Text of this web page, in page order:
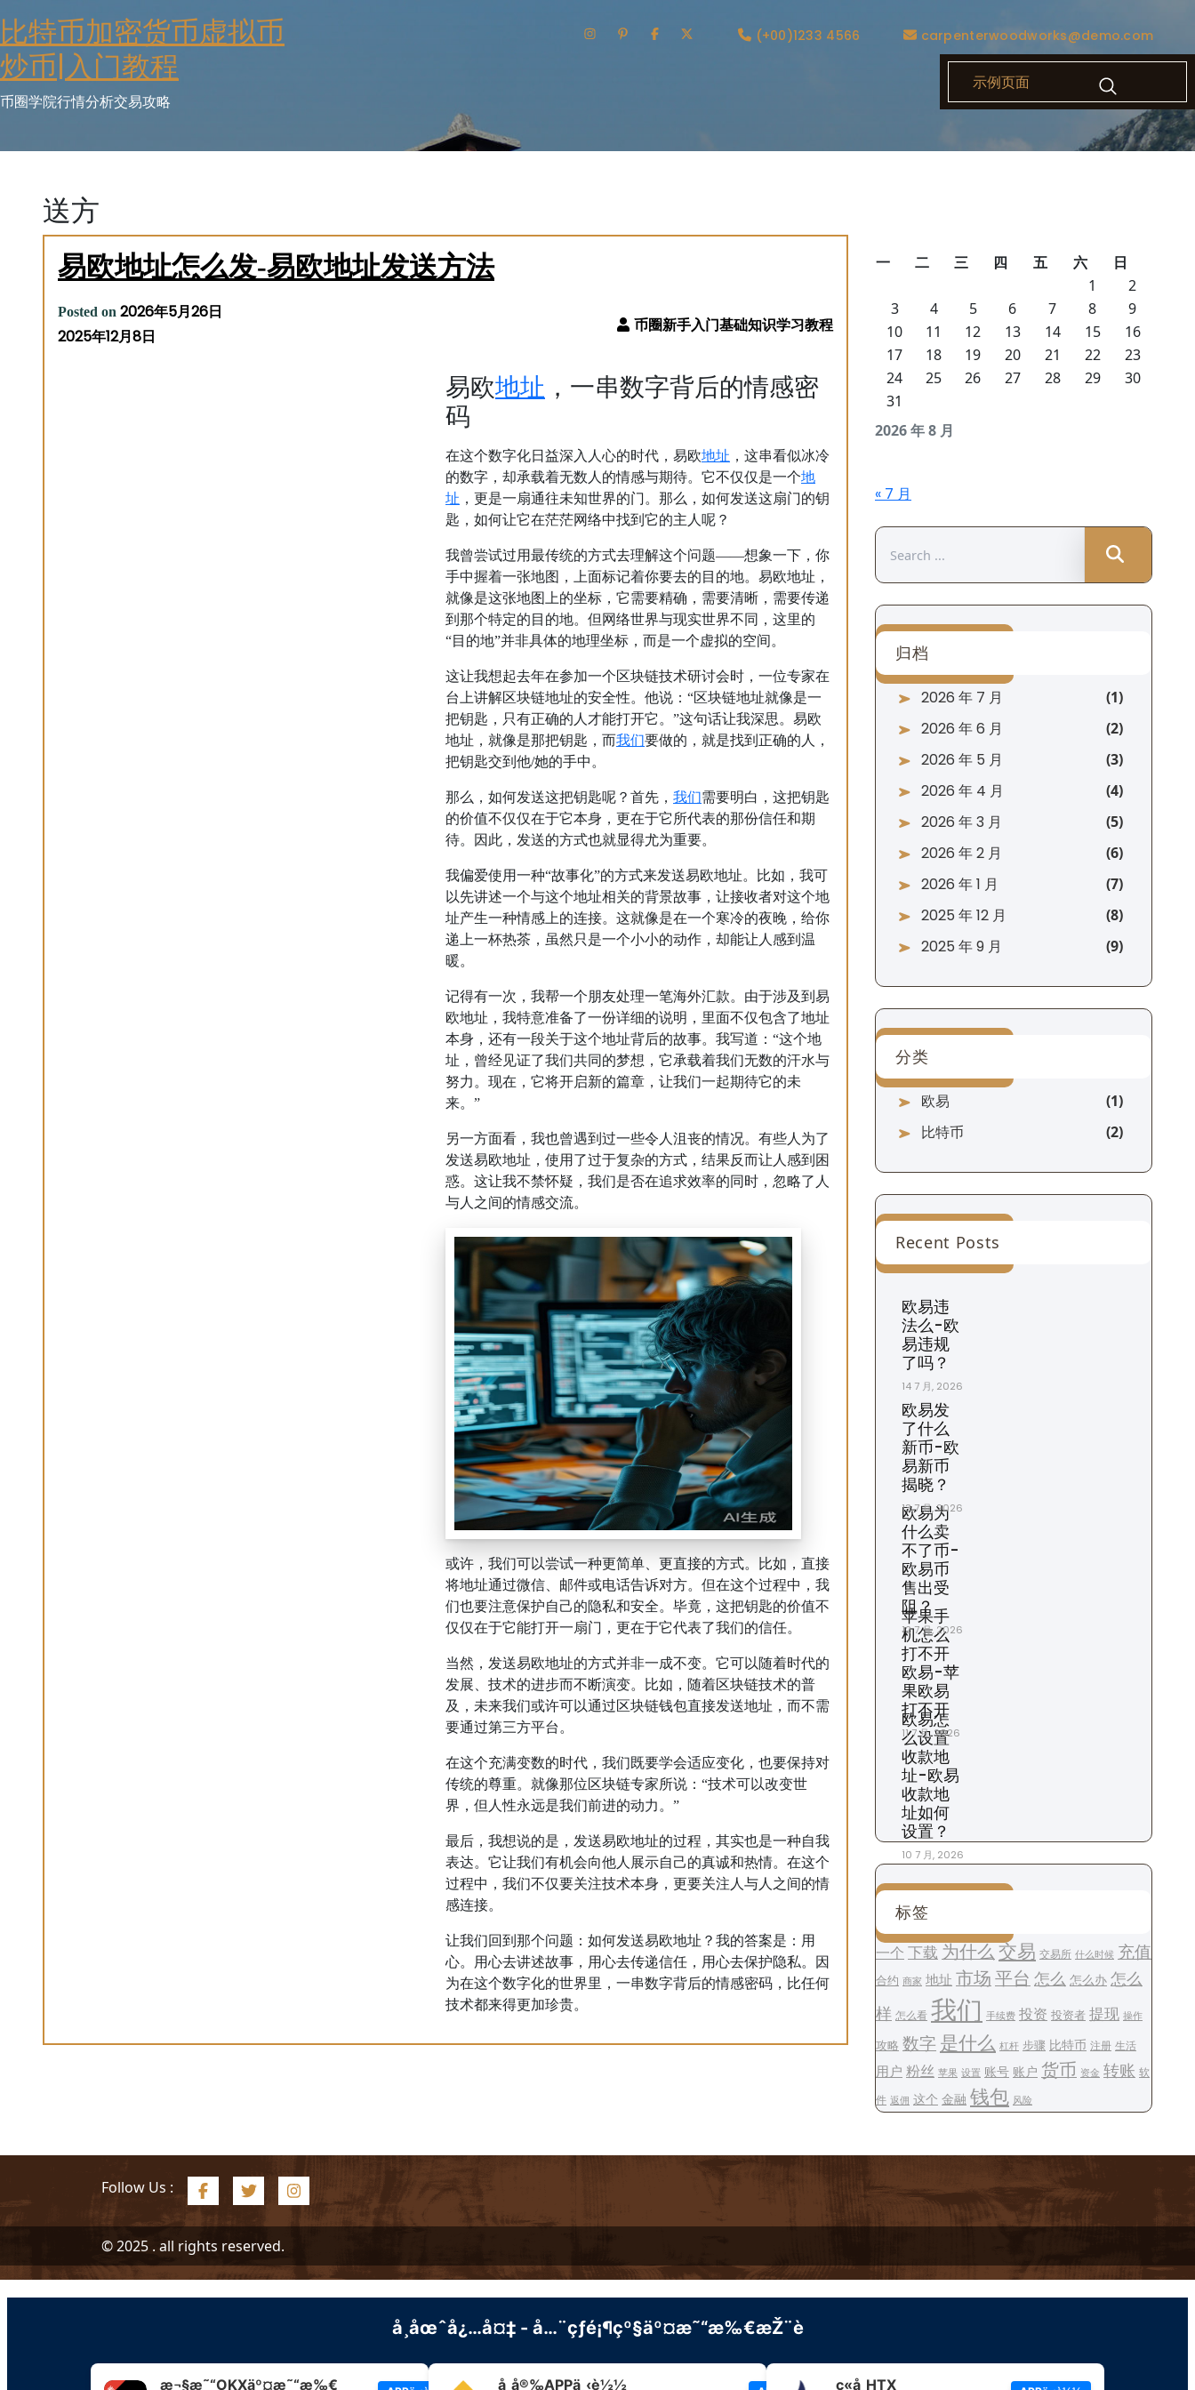
to
content
比特币加密货币虚拟币
炒币|入门教程
币圈学院行情分析交易攻略
(+00)1233 4566 carpenterwoodworks@demo.com
示例页面
送方
易欧地址怎么发-易欧地址发送方法
Posted on 2026年5月26日
2025年12月8日
易欧地址 ，一串数字背后的情感密
码
在这个数字化日益深入人心的时代，易欧地址 ，这串看似冰冷
的数字，却承载着无数人的情感与期待。它不仅仅是一个地
址 ，更是一扇通往未知世界的门。那么，如何发送这扇门的钥
匙，如何让它在茫茫网络中找到它的主人呢？
我曾尝试过用最传统的方式去理解这个问题——想象一下，你
手中握着一张地图，上面标记着你要去的目的地。易欧地址，
就像是这张地图上的坐标，它需要精确，需要清晰，需要传递
到那个特定的目的地。但网络世界与现实世界不同，这里的
“目的地”并非具体的地理坐标，而是一个虚拟的空间。
这让我想起去年在参加一个区块链技术研讨会时，一位专家在
台上讲解区块链地址的安全性。他说：“区块链地址就像是一
把钥匙，只有正确的人才能打开它。”这句话让我深思。易欧
地址，就像是那把钥匙，而我们要做的，就是找到正确的人，
把钥匙交到他/她的手中。
那么，如何发送这把钥匙呢？首先， 我们需要明白，这把钥匙
的价值不仅仅在于它本身，更在于它所代表的那份信任和期
待。因此，发送的方式也就显得尤为重要。
我偏爱使用一种“故事化”的方式来发送易欧地址。比如，我可
以先讲述一个与这个地址相关的背景故事，让接收者对这个地
址产生一种情感上的连接。这就像是在一个寒冷的夜晚，给你
递上一杯热茶，虽然只是一个小小的动作，却能让人感到温
暖。
记得有一次，我帮一个朋友处理一笔海外汇款。由于涉及到易
欧地址，我特意准备了一份详细的说明，里面不仅包含了地址
本身，还有一段关于这个地址背后的故事。我写道：“这个地
址，曾经见证了我们共同的梦想，它承载着我们无数的汗水与
努力。现在，它将开启新的篇章，让我们一起期待它的未
来。”
另一方面看，我也曾遇到过一些令人沮丧的情况。有些人为了
发送易欧地址，使用了过于复杂的方式，结果反而让人感到困
惑。这让我不禁怀疑，我们是否在追求效率的同时，忽略了人
与人之间的情感交流。
或许，我们可以尝试一种更简单、更直接的方式。比如，直接
将地址通过微信、邮件或电话告诉对方。但在这个过程中，我
们也要注意保护自己的隐私和安全。毕竟，这把钥匙的价值不
仅仅在于它能打开一扇门，更在于它代表了我们的信任。
当然，发送易欧地址的方式并非一成不变。它可以随着时代的
发展、技术的进步而不断演变。比如，随着区块链技术的普
及，未来我们或许可以通过区块链钱包直接发送地址，而不需
要通过第三方平台。
在这个充满变数的时代，我们既要学会适应变化，也要保持对
传统的尊重。就像那位区块链专家所说：“技术可以改变世
界，但人性永远是我们前进的动力。”
最后，我想说的是，发送易欧地址的过程，其实也是一种自我
表达。它让我们有机会向他人展示自己的真诚和热情。在这个
过程中，我们不仅要关注技术本身，更要关注人与人之间的情
感连接。
让我们回到那个问题：如何发送易欧地址？我的答案是：用
心。用心去讲述故事，用心去传递信任，用心去保护隐私。因
为在这个数字化的世界里，一串数字背后的情感密码，比任何
技术都来得更加珍贵。
2026 年 8 月
一 二 三 四 五 六
日
1
2
3
4 5 6 7 8
9
10
11 12 13 14 15
16
17
18 19 20 21 22
23
24
25 26 27 28 29
30
31
« 7 月
for:
归档
2026 年 7 月
2026 年 6 月
2026 年 5 月
2026 年 4 月
2026 年 3 月
2026 年 2 月
2026 年 1 月
2025 年 12 月
2025 年 9 月
分类
欧易
比特币
Recent Posts
欧易违
法么-欧
易违规
了吗？
14 7 月, 2026
欧易发
了什么
新币-欧
易新币
揭晓？
13 7 月, 2026
欧易为
什么卖
不了币-
欧易币
售出受
阻？
12 7 月, 2026
苹果手
机怎么
打不开
欧易-苹
果欧易
打不开
11 7 月, 2026
欧易怎
么设置
收款地
址-欧易
收款地
址如何
设置？
10 7 月, 2026
标签
一个 下载 为什么 交易 交易所 什么时候 充值
合约 商家 地址 市场 平台 怎么 怎么办 怎么
样 怎么看 我们 手续费 投资 投资者 提现 操作
攻略 数字 是什么 杠杆 步骤 比特币 注册 生活
用户 粉丝 苹果 设置 账号 账户 货币 资金 转账 软
件 返佣 这个 金融 钱包 风险
Follow Us :
© 2025 . all rights reserved.